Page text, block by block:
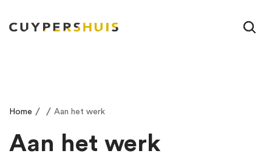
Ga naar hoofdinhoud
Home / / Aan het werk
Aan het werk